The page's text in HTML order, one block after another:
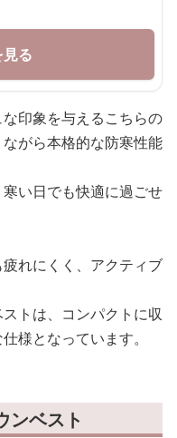
る
印象を与えるこちらの
がら本格的な防寒性能
い日でも快適に過ごせ
れにくく、アクティブ
トは、コンパクトに収
様となっています。
ンベスト